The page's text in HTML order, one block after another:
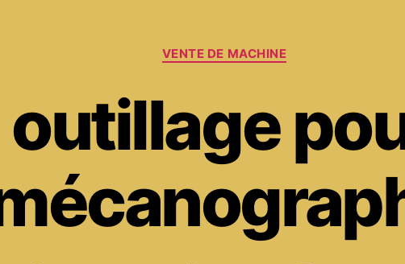
Catégories
VENTE DE MACHINE
outillage